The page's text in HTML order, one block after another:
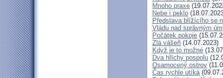
Mnoho praxe
Nebe i peklo
Představa blížícího se
Vládu nad správným
Počátek pokoje
Zlá vášeň (14.07.2023)
Když je to možné
Dva hříchy pospolu
Osamocený ostrov
Čas rychle utíká